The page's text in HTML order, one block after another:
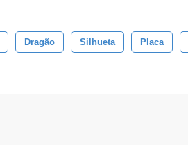
Dragão Silhueta Placa